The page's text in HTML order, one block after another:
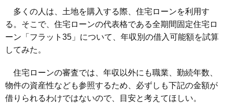
多くの人は、土地を購入する際、住宅ローンを利用す
る。そこで、住宅ローンの代表格である全期間固定住宅ロ
ーン「フラット35」について、年収別の借入可能額を試算
してみた。
住宅ローンの審査では、年収以外にも職業、勤続年数、
物件の資産性なども参照するため、必ずしも下記の金額が
借りられるわけではないので、目安と考えてほしい。